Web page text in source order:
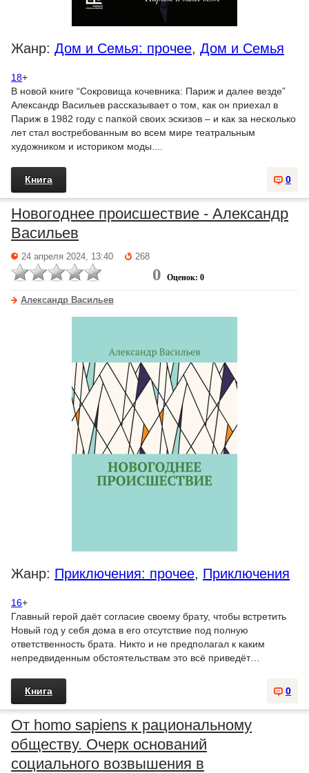
Жанр: Дом и Семья: прочее, Дом и Семья
18+
В новой книге “Сокровища кочевника: Париж и далее везде”
Александр Васильев рассказывает о том, как он приехал в
Париж в 1982 году с папкой своих эскизов – и как за несколько
лет стал востребованным во всем мире театральным
художником и историком моды....
0
Книга
Новогоднее происшествие - Александр
Васильев
24 апреля 2024, 13:40 268
0 Оценок: 0
Александр Васильев
Жанр: Приключения: прочее, Приключения
16+
Главный герой даёт согласие своему брату, чтобы встретить
Новый год у себя дома в его отсутствие под полную
ответственность брата. Никто и не предполагал к каким
непредвиденным обстоятельствам это всё приведёт…
0
Книга
От homo sapiens к рациональному
обществу. Очерк оснований
социального возвышения в